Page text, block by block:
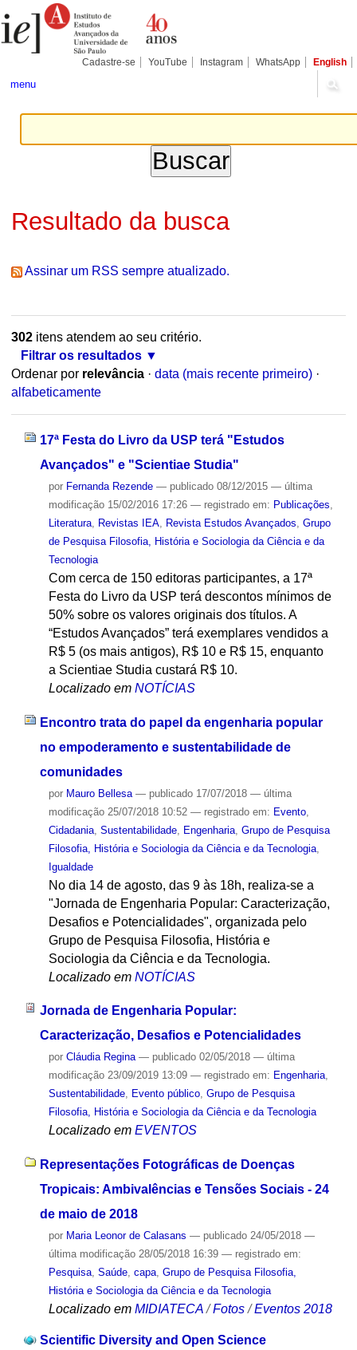
para
conteúdo.
Pessoais
Cadastre-se YouTube Instagram WhatsApp English
menu
Resultado da busca
Assinar um RSS sempre atualizado.
302itens atendem ao seu critério.
Filtrar os resultados
Ordenar por relevância · data (mais recente primeiro) ·
alfabeticamente
17ª Festa do Livro da USP terá "Estudos
Avançados" e "Scientiae Studia"
por Fernanda Rezende — publicado08/12/2015 — última
modificação15/02/2016 17:26 — registrado em: Publicações
Literatura, Revistas IEA, Revista Estudos Avançados Grupo
de Pesquisa Filosofia, História e Sociologia da Ciência e da
Tecnologia
Com cerca de 150 editoras participantes, a 17ª
Festa do Livro da USP terá descontos mínimos de
50% sobre os valores originais dos títulos. A
“Estudos Avançados” terá exemplares vendidos a
R$ 5 (os mais antigos), R$ 10 e R$ 15, enquanto
a Scientiae Studia custará R$ 10.
Localizado em NOTÍCIAS
Encontro trata do papel da engenharia popular
no empoderamento e sustentabilidade de
comunidades
por Mauro Bellesa — publicado17/07/2018 — última
modificação25/07/2018 10:52 — registrado em: Evento,
Cidadania, Sustentabilidade, Engenharia, Grupo de Pesquisa
Filosofia, História e Sociologia da Ciência e da Tecnologia,
Igualdade
No dia 14 de agosto, das 9 às 18h, realiza-se a
"Jornada de Engenharia Popular: Caracterização,
Desafios e Potencialidades", organizada pelo
Grupo de Pesquisa Filosofia, História e
Sociologia da Ciência e da Tecnologia.
Localizado em NOTÍCIAS
Jornada de Engenharia Popular:
Caracterização, Desafios e Potencialidades
por Cláudia Regina — publicado02/05/2018 — última
modificação23/09/2019 13:09 — registrado em: Engenharia,
Sustentabilidade, Evento público, Grupo de Pesquisa
Filosofia, História e Sociologia da Ciência e da Tecnologia
Localizado em EVENTOS
Representações Fotográficas de Doenças
Tropicais: Ambivalências e Tensões Sociais - 24
de maio de 2018
por Maria Leonor de Calasans — publicado24/05/2018 —
última modificação28/05/2018 16:39 — registrado em:
Pesquisa, Saúde, capa, Grupo de Pesquisa Filosofia,
História e Sociologia da Ciência e da Tecnologia
Localizado em MIDIATECA /Fotos /Eventos 2018
Scientific Diversity and Open Science